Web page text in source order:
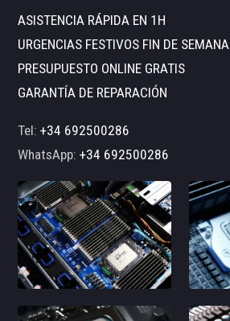
ASISTENCIA RÁPIDA EN 1H
URGENCIAS FESTIVOS FIN DE SEMANA
PRESUPUESTO ONLINE GRATIS
GARANTÍA DE REPARACIÓN
Tel:+34 692500286
WhatsApp:+34 692500286